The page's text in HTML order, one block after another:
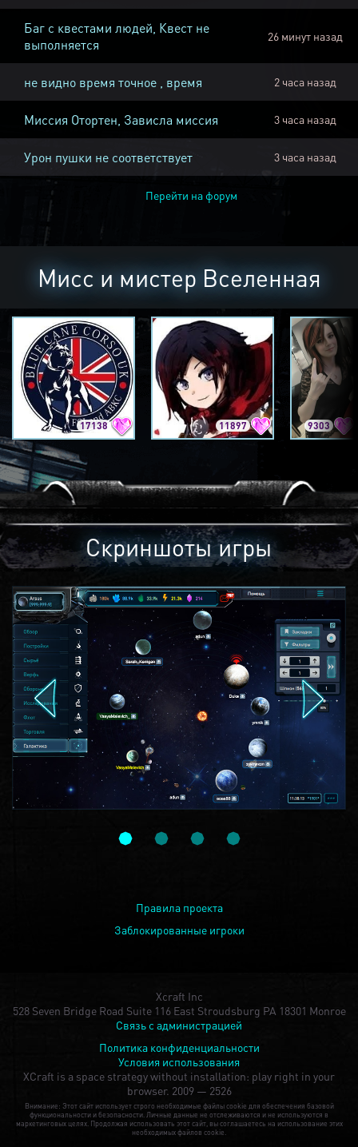
Баг с квестами людей, Квест не
выполняется
26 минут назад
не видно время точное , время 2 часа назад
Миссия Отортен, Зависла миссия 3 часа назад
Урон пушки не соответствует 3 часа назад
Перейти на форум
Мисс и мистер Вселенная
17138 11897 9303
Скриншоты игры
Правила проекта
Заблокированные игроки
Xcraft Inc
528 Seven Bridge Road Suite 116 East Stroudsburg PA 18301 Monroe
Связь с администрацией
Политика конфиденциальности
Условия использования
XCraft is a space strategy without installation: play right in your
browser. 2009 — 2526
Внимание: Этот сайт использует строго необходимые файлы cookie для обеспечения базовой
функциональности и безопасности. Личные данные не отслеживаются и не используются в
маркетинговых целях. Продолжая использовать этот сайт, вы соглашаетесь на использование этих
необходимых файлов cookie.